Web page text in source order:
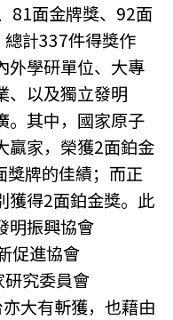
81面金牌獎、92面
計337件得獎作
外學研單位、大專
、以及獨立發明
其中，國家原子
贏家，榮獲2面鉑金
獎牌的佳績；而正
獲得2面鉑金獎。此
明振興協會
促進協會
研究委員會
亦大有斬獲，也藉由